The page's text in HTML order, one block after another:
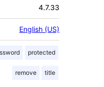
4.7.33
English (US)
protected
remove title